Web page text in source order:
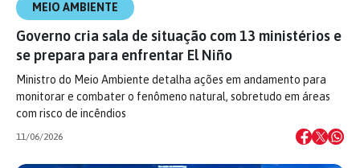
MEIO AMBIENTE
Governo cria sala de situação com 13 ministérios e
se prepara para enfrentar El Niño
Ministro do Meio Ambiente detalha ações em andamento para
monitorar e combater o fenômeno natural, sobretudo em áreas
com risco de incêndios
11/06/2026